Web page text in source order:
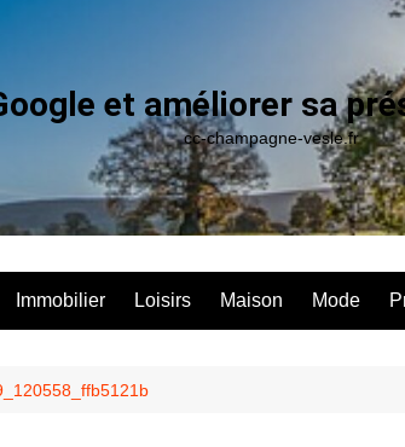
et améliorer sa
cc-champagne-vesle.fr
Immobilier Loisirs Maison Mode